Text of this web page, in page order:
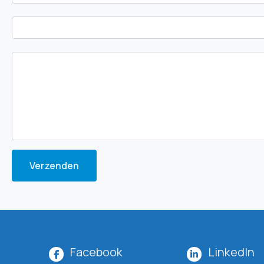
Verzenden
Facebook LinkedIn